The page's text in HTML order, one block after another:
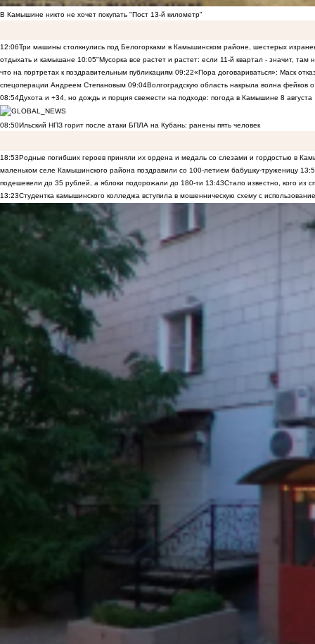
В Камышине никто не хочет покупать "Пост 13-й километр"
12:06Три машины столкнулись под Белогорками в Камышинском районе, шестерых
отдыхать и камышане 10:05"Мусорка все растет и растет: если 11-й квартал - значит,
что на портретах к поздравительным публикациям 09:22«Пора договариваться»: Маск
спецоперации Андреем Степановым 09:04Волгоградскую область накрыла волна фейков
08:54Духота и +34, но дождь и порция свежести на подходе: погода в Камышине 8 августа
08:50Ильский НПЗ горит после атаки БПЛА на Кубань: ранены пять человек
18:53Родные погибших героев приняли их ордена и медаль со слезами и гордостью в
маленьком селе Камышинского района поздравили со 100-летием бабушку-труженицу
подешевели до 35 рублей, а яблоки подорожали до 180-ти 13:43Стало известно, кого из
13:23Студентка камышинского колледжа вступила в мошенническую схему с